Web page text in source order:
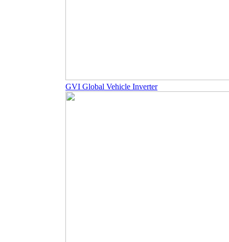
GVI Global Vehicle Inverter